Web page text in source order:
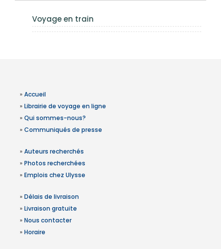
Voyage en train
» Accueil
» Librairie de voyage en ligne
» Qui sommes-nous?
» Communiqués de presse
» Auteurs recherchés
» Photos recherchées
» Emplois chez Ulysse
» Délais de livraison
» Livraison gratuite
» Nous contacter
» Horaire